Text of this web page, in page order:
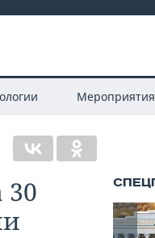
Мероприятия